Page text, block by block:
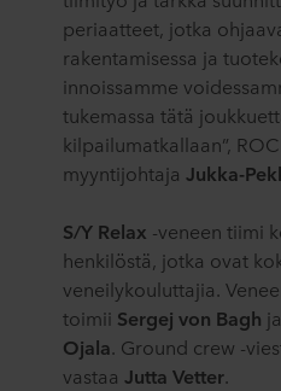
periaatteet, jotka
rakentamisessa ja
innoissamme
tukemassa tätä
kilpailumatkallaan”,
myyntijohtaja Jukka-
S/Y Relax -veneen tiimi
henkilöstä, jotka ovat
veneilykouluttajia.
toimii Sergej von Bagh
Ojala. Ground crew -
vastaa Jutta Vetter.